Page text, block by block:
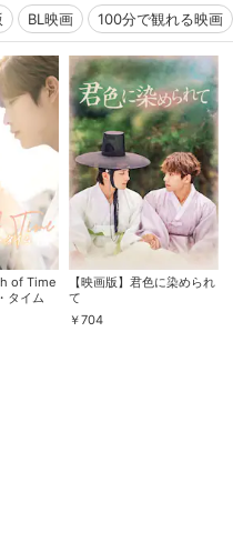
BL映画 100分で観れる映画
of Time
タイム
【映画版】君色に染められ
て
￥704